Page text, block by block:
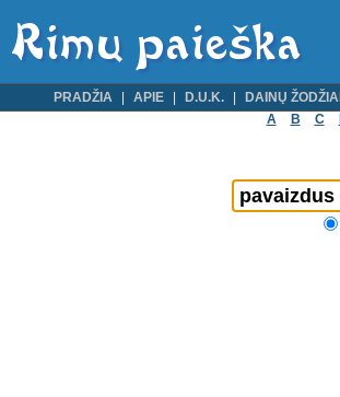
PRADŽIA APIE D.U.K. DAINŲ ŽODŽIAI
A
B C